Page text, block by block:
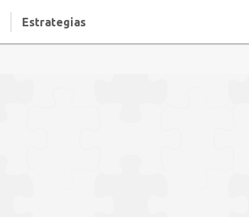
Estrategias